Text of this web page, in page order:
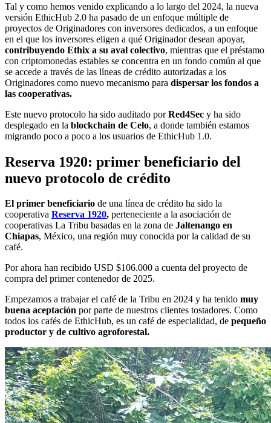
Tal y como hemos venido explicando a lo largo del 2024, la nueva
versión EthicHub 2.0 ha pasado de un enfoque múltiple de
proyectos de Originadores con inversores dedicados, a un enfoque
en el que los inversores eligen a qué Originador desean apoyar,
contribuyendo Ethix a su aval colectivo, mientras que el préstamo
con criptomonedas estables se concentra en un fondo común al que
se accede a través de las líneas de crédito autorizadas a los
Originadores como nuevo mecanismo para dispersar los fondos a
las cooperativas.
Este nuevo protocolo ha sido auditado porRed4Sec y ha sido
desplegado en la blockchain de Celo, a donde también estamos
migrando poco a poco a los usuarios de EthicHub 1.0.
Reserva 1920: primer beneficiario del
nuevo protocolo de crédito
El primer beneficiario de una línea de crédito ha sido la
cooperativa Reserva 1920, perteneciente a la asociación de
cooperativas La Tribu basadas en la zona de Jaltenango en
Chiapas, México, una región muy conocida por la calidad de su
café.
Por ahora han recibido USD $106.000 a cuenta del proyecto de
compra del primer contenedor de 2025.
Empezamos a trabajar el café de la Tribu en 2024 y ha tenido muy
buena aceptación por parte de nuestros clientes tostadores. Como
todos los cafés de EthicHub, es un café de especialidad, de pequeño
productor y de cultivo agroforestal.